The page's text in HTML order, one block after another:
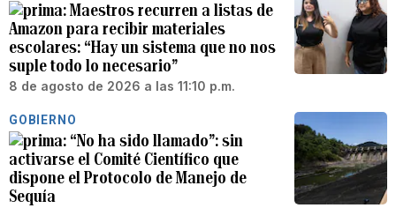
Maestros recurren a listas de
Amazon para recibir materiales
escolares: “Hay un sistema que no nos
suple todo lo necesario”
8 de agosto de 2026 a las 11:10 p.m.
GOBIERNO
“No ha sido llamado”: sin
activarse el Comité Científico que
dispone el Protocolo de Manejo de
Sequía